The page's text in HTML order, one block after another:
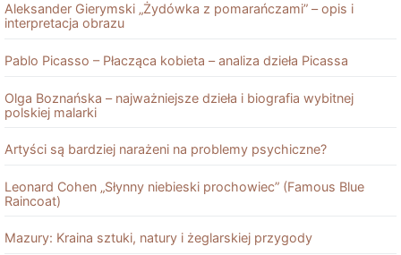
Aleksander Gierymski „Żydówka z pomarańczami” – opis i
interpretacja obrazu
Pablo Picasso – Płacząca kobieta – analiza dzieła Picassa
Olga Boznańska – najważniejsze dzieła i biografia wybitnej
polskiej malarki
Artyści są bardziej narażeni na problemy psychiczne?
Leonard Cohen „Słynny niebieski prochowiec” (Famous Blue
Raincoat)
Mazury: Kraina sztuki, natury i żeglarskiej przygody